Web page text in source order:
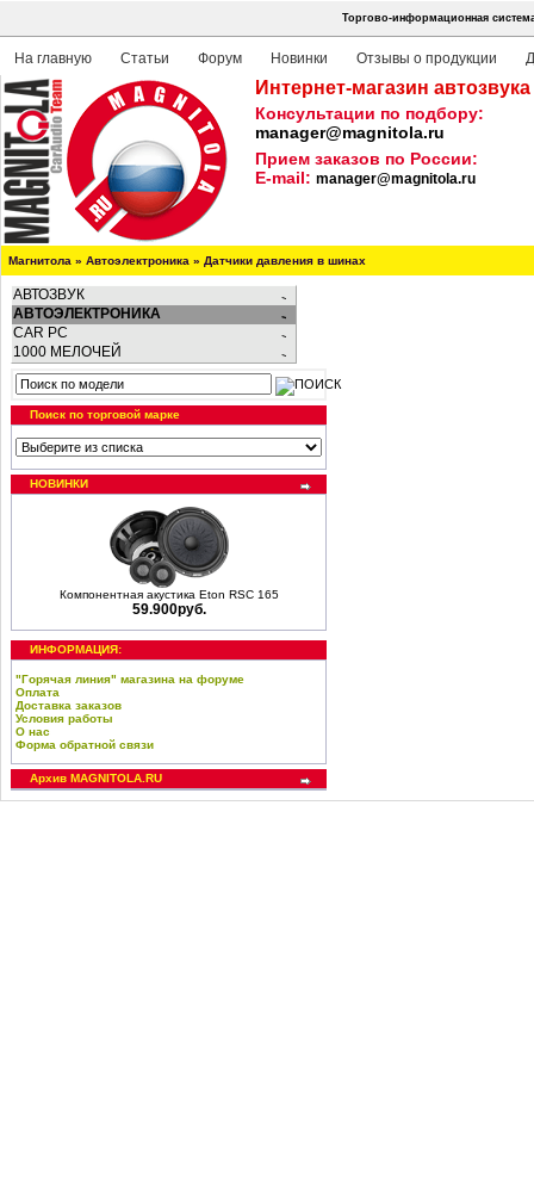
Торгово-информационная
На главную Статьи Форум Новинки Отзывы о продукции
Интернет-магазин
Консультации по подбору:
manager@magnitola.ru
Прием заказов по России:
E-mail: manager@magnitola.ru
Магнитола » Автоэлектроника » Датчики давления в шинах
АВТОЗВУК
АВТОЭЛЕКТРОНИКА
CAR PC
1000 МЕЛОЧЕЙ
Поиск по торговой марке
НОВИНКИ
Компонентная акустика Eton RSC 165
59.900руб.
ИНФОРМАЦИЯ:
"Горячая линия" магазина на форуме
Оплата
Доставка заказов
Условия работы
О нас
Форма обратной связи
Архив MAGNITOLA.RU